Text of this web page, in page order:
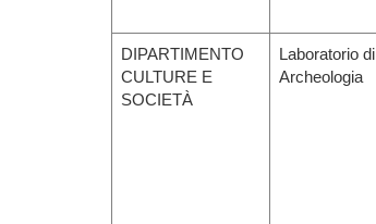
DIPARTIMENTO
CULTURE E
SOCIETÀ
Laboratorio di
Archeologia